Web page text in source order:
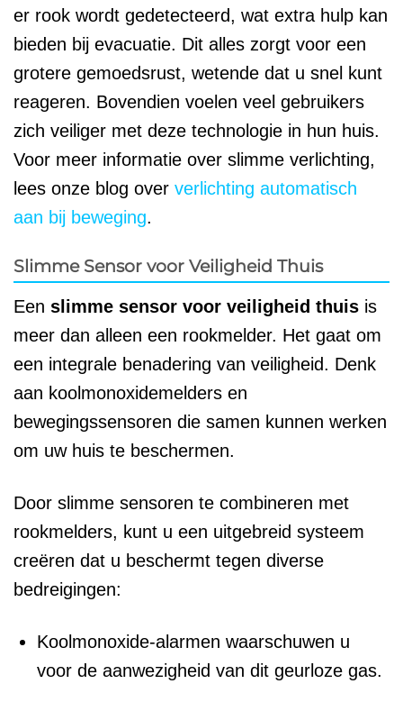
er rook wordt gedetecteerd, wat extra hulp kan
bieden bij evacuatie. Dit alles zorgt voor een
grotere gemoedsrust, wetende dat u snel kunt
reageren. Bovendien voelen veel gebruikers
zich veiliger met deze technologie in hun huis.
Voor meer informatie over slimme verlichting,
lees onze blog over verlichting automatisch
aan bij beweging.
Slimme Sensor voor Veiligheid Thuis
Een slimme sensor voor veiligheid thuis is
meer dan alleen een rookmelder. Het gaat om
een integrale benadering van veiligheid. Denk
aan koolmonoxidemelders en
bewegingssensoren die samen kunnen werken
om uw huis te beschermen.
Door slimme sensoren te combineren met
rookmelders, kunt u een uitgebreid systeem
creëren dat u beschermt tegen diverse
bedreigingen:
Koolmonoxide-alarmen waarschuwen u
voor de aanwezigheid van dit geurloze gas.